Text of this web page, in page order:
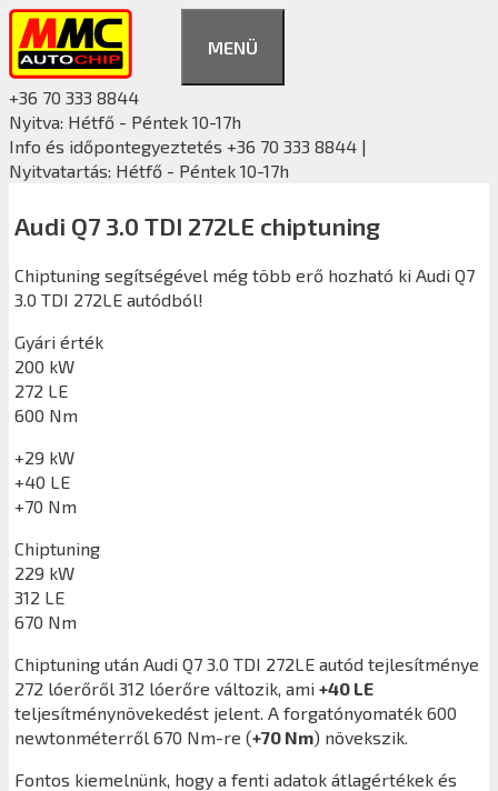
Kilépés
tartalomba
MENÜ
+36 70 333 8844
Nyitva: Hétfő - Péntek 10-17h
Info és időpontegyeztetés +36 70 333 8844 |
Nyitvatartás: Hétfő - Péntek 10-17h
Audi Q7 3.0 TDI 272LE chiptuning
Chiptuning segítségével még több erő hozható ki Audi Q7
3.0 TDI 272LE autódból!
Gyári érték
200 kW
272 LE
600 Nm
+29 kW
+40 LE
+70 Nm
Chiptuning
229 kW
312 LE
670 Nm
Chiptuning után Audi Q7 3.0 TDI 272LE autód tejlesítménye
272 lóerőről 312 lóerőre változik, ami +40 LE
teljesítménynövekedést jelent. A forgatónyomaték 600
newtonméterről 670 Nm-re (+70 Nm) növekszik.
Fontos kiemelnünk, hogy a fenti adatok átlagértékek és